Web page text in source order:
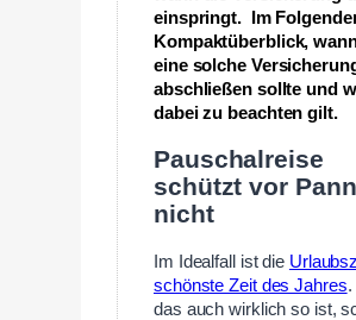
einspringt.
Im
Kompaktüberblick,
eine solche
abschließen sollte und
dabei zu beachten gilt.
Pauschalreise
schützt vor
nicht
Im Idealfall ist die
schönste Zeit des Jahres
das auch wirklich so ist,